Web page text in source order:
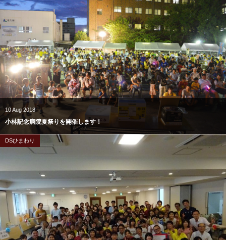
10Aug 2018
小林記念病院夏祭りを開催します！
DSひまわり